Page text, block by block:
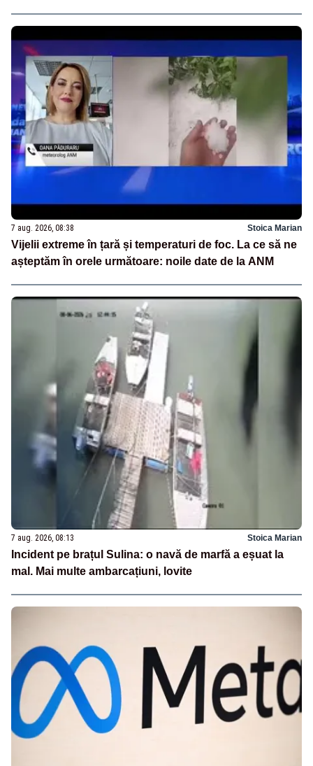
7 aug. 2026, 08:38 Stoica Marian
Vijelii extreme în țară și temperaturi de foc. La ce să ne
așteptăm în orele următoare: noile date de la ANM
7 aug. 2026, 08:13 Stoica Marian
Incident pe brațul Sulina: o navă de marfă a eșuat la
mal. Mai multe ambarcațiuni, lovite